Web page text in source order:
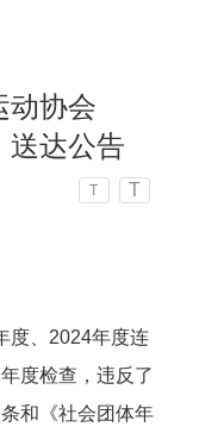
动协会
送达公告
T T
度、2024年度连
度检查，违反了
和《社会团体年